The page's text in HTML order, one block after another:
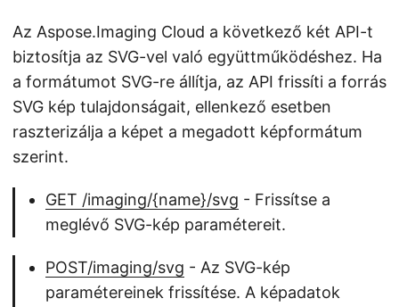
Az Aspose.Imaging Cloud a következő két API-t
biztosítja az SVG-vel való együttműködéshez. Ha
a formátumot SVG-re állítja, az API frissíti a forrás
SVG kép tulajdonságait, ellenkező esetben
raszterizálja a képet a megadott képformátum
szerint.
GET ​/imaging​/{name}​/svg - Frissítse a
meglévő SVG-kép paramétereit.
POST​/imaging​/svg - Az SVG-kép
paramétereinek frissítése. A képadatok